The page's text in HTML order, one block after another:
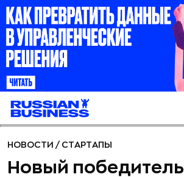
НОВОСТИ / СТАРТАПЫ
Новый победитель